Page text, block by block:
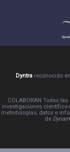
Dyntrareconocido
COLABORAN Todas
investigaciones
metodologías, datos e
de